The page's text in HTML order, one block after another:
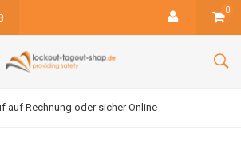
0
auf Rechnung oder sicher Online